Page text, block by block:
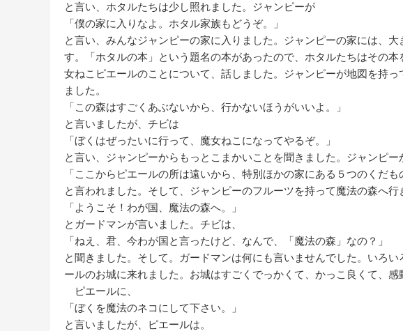
と言い、ホタルたちは少し照れました。ジャンピーが
「僕の家に入りなよ。ホタル家族もどうぞ。」
と言い、みんなジャンピーの家に入りました。ジャンピーの家には、
す。「ホタルの本」という題名の本があったので、ホタルたちはその
女ねこピエールのことについて、話しました。ジャンピーが地図を持
ました。
「この森はすごくあぶないから、行かないほうがいいよ。」
と言いましたが、チビは
「ぼくはぜったいに行って、魔女ねこになってやるぞ。」
と言い、ジャンピーからもっとこまかいことを聞きました。ジャンピー
「ここからピエールの所は遠いから、特別ほかの家にある５つのくだも
と言われました。そして、ジャンピーのフルーツを持って魔法の森へ行
「ようこそ！わが国、魔法の森へ。」
とガードマンが言いました。チビは、
「ねえ、君、今わが国と言ったけど、なんで、「魔法の森」なの？」
と聞きました。そして。ガードマンは何にも言いませんでした。いろ
ールのお城に来れました。お城はすごくでっかくて、かっこ良くて、感
ピエールに、
「ぼくを魔法のネコにして下さい。」
と言いましたが、ピエールは。